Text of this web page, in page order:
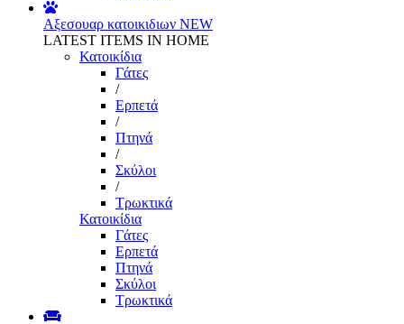
Αξεσουαρ κατοικιδιων NEW
LATEST ITEMS IN HOME
Κατοικίδια
Γάτες
/
Ερπετά
/
Πτηνά
/
Σκύλοι
/
Τρωκτικά
Κατοικίδια
Γάτες
Ερπετά
Πτηνά
Σκύλοι
Τρωκτικά